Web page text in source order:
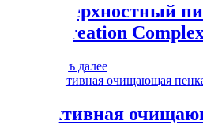
Поверхностный
Recreation
Читать далее
Активная